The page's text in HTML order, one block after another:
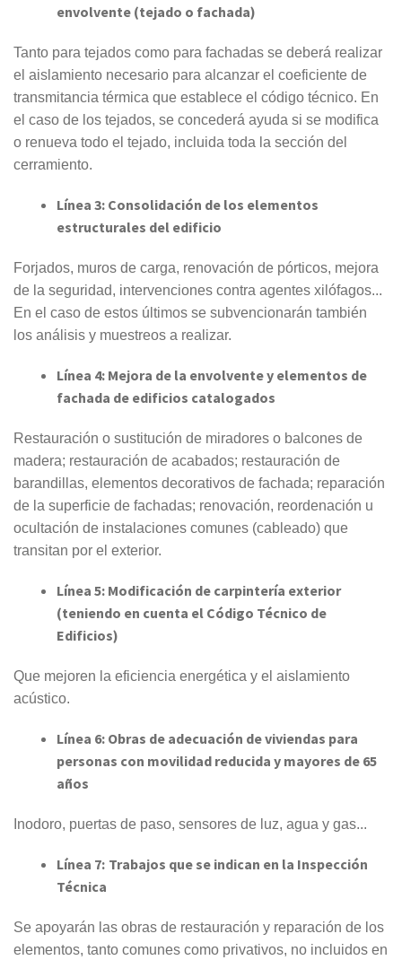
envolvente (tejado o fachada)
Tanto para tejados como para fachadas se deberá realizar
el aislamiento necesario para alcanzar el coeficiente de
transmitancia térmica que establece el código técnico. En
el caso de los tejados, se concederá ayuda si se modifica
o renueva todo el tejado, incluida toda la sección del
cerramiento.
Línea 3: Consolidación de los elementos
estructurales del edificio
Forjados, muros de carga, renovación de pórticos, mejora
de la seguridad, intervenciones contra agentes xilófagos...
En el caso de estos últimos se subvencionarán también
los análisis y muestreos a realizar.
Línea 4: Mejora de la envolvente y elementos de
fachada de edificios catalogados
Restauración o sustitución de miradores o balcones de
madera; restauración de acabados; restauración de
barandillas, elementos decorativos de fachada; reparación
de la superficie de fachadas; renovación, reordenación u
ocultación de instalaciones comunes (cableado) que
transitan por el exterior.
Línea 5: Modificación de carpintería exterior
(teniendo en cuenta el Código Técnico de
Edificios)
Que mejoren la eficiencia energética y el aislamiento
acústico.
Línea 6: Obras de adecuación de viviendas para
personas con movilidad reducida y mayores de 65
años
Inodoro, puertas de paso, sensores de luz, agua y gas...
Línea 7: Trabajos que se indican en la Inspección
Técnica
Se apoyarán las obras de restauración y reparación de los
elementos, tanto comunes como privativos, no incluidos en